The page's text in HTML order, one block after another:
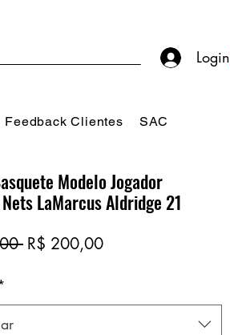
Login
Feedback Clientes SAC
Modelo Jogador
LaMarcus Aldridge 21
Preço
R$ 200,00Preço